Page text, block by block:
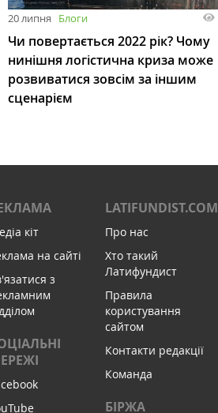
20 липня Блоги
Чи повертається 2022 рік? Чому
нинішня логістична криза може
розвиватися зовсім за іншим
сценарієм
кіт
на сайті
з
LATIFUNDIST.COM
Про нас
Хто такий
Латифундист
Правила
користування
сайтом
Контакти редакції
Команда
БІРЖА